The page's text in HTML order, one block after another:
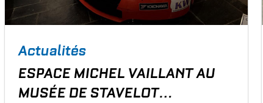
Actualités
ESPACE MICHEL VAILLANT AU
MUSÉE DE STAVELOT